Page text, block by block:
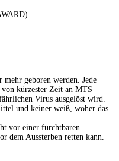
geboren werden. Jede
kürzester Zeit an MTS
Virus ausgelöst wird.
und keiner weiß, woher das
vor einer furchtbaren
dem Aussterben retten kann.